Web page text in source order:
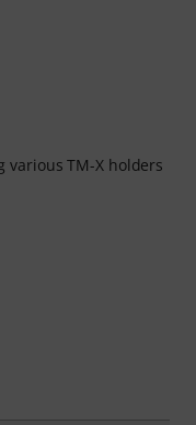
TM-X holders